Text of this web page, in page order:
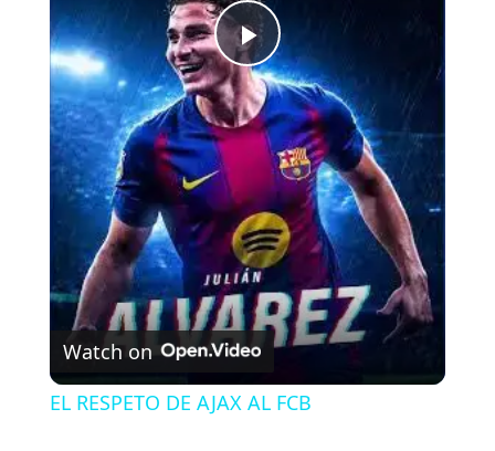
P
l
a
y
V
i
Watch on
EL RESPETO DE AJAX AL FCB